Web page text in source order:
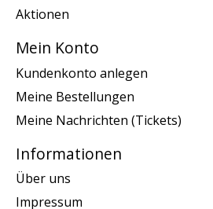
Aktionen
Mein Konto
Kundenkonto anlegen
Meine Bestellungen
Meine Nachrichten (Tickets)
Informationen
Über uns
Impressum